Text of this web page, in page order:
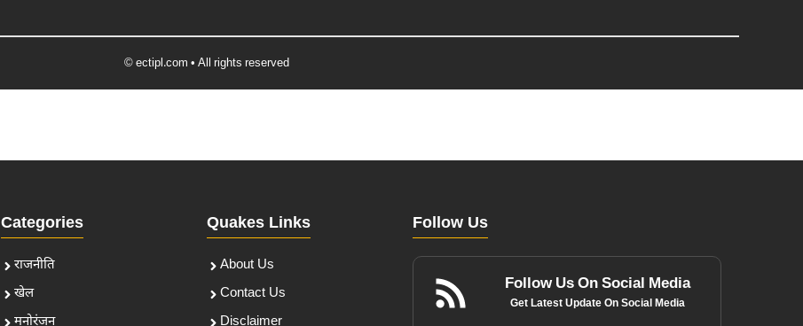
© ectipl.com • All rights reserved
Categories
राजनीति
खेल
मनोरंजन
Quakes Links
About Us
Contact Us
Disclaimer
Follow Us
Follow Us On Social Media
Get Latest Update On Social Media